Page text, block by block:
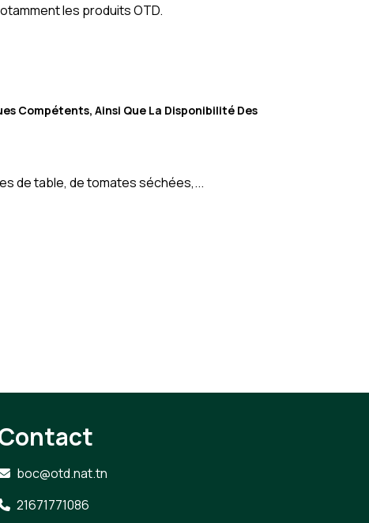
les produits OTD.
Compétents, Ainsi Que La Disponibilité Des
de table, de tomates séchées,...
boc@otd.nat.tn
21671771086